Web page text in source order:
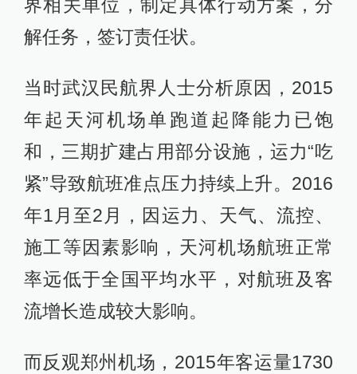
界相关单位，制定具体行动方案，分
解任务，签订责任状。
当时武汉民航界人士分析原因，2015
年起天河机场单跑道起降能力已饱
和，三期扩建占用部分设施，运力“吃
紧”导致航班准点压力持续上升。2016
年1月至2月，因运力、天气、流控、
施工等因素影响，天河机场航班正常
率远低于全国平均水平，对航班及客
流增长造成较大影响。
而反观郑州机场，2015年客运量1730